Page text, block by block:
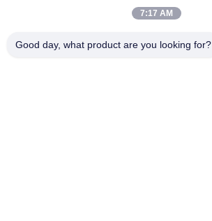
আমাদের সম্পর্কে
কারখানা ভ্রমণ
মান নিয়ন্ত্রণ
7:17 AM
Good day, what product are you looking for?